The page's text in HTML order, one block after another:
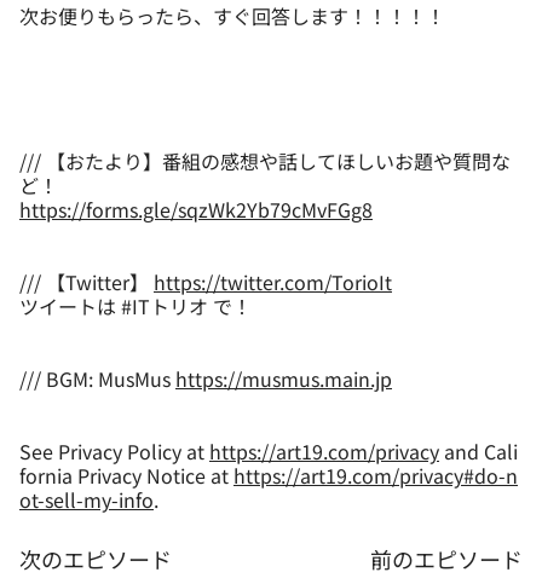
次お便りもらったら、すぐ回答します！！！！！
/// 【おたより】番組の感想や話してほしいお題や質問な
https://forms.gle/sqzWk2Yb79cMvFGg8
/// 【Twitter】 https://twitter.com/TorioIt
ツイートは #ITトリオ で！
/// BGM: MusMus https://musmus.main.jp
See Privacy Policy at https://art19.com/privacy and Cali
fornia Privacy Notice at https://art19.com/privacy#do-n
ot-sell-my-info.
次のエピソード 前のエピソード